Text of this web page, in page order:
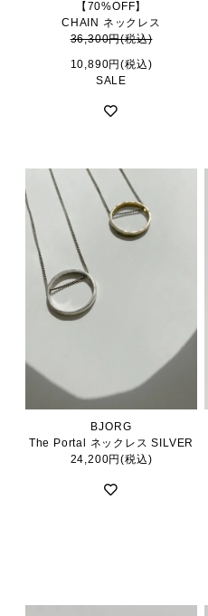
【70%OFF】
CHAIN ネックレス
36,300円(税込)
10,890円(税込)
SALE
BJORG
The Portal ネックレス SILVER
24,200円(税込)